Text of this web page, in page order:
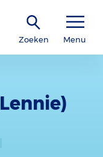
Zoeken Menu